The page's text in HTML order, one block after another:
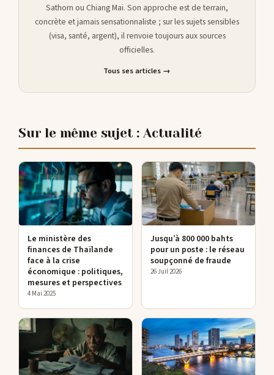
Sathorn ou Chiang Mai. Son approche est de terrain,
concrète et jamais sensationnaliste ; sur les sujets sensibles
(visa, santé, argent), il renvoie toujours aux sources
officielles.
Tous ses articles →
Sur le même sujet : Actualité
Le ministère des
finances de Thaïlande
face à la crise
économique : politiques,
mesures et perspectives
4 Mai 2025
Jusqu’à 800 000 bahts
pour un poste : le réseau
soupçonné de fraude
26 Juil 2026